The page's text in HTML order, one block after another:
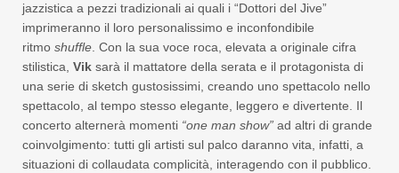
jazzistica a pezzi tradizionali ai quali i “Dottori del Jive”
imprimeranno il loro personalissimo e inconfondibile
ritmo shuffle . Con la sua voce roca, elevata a originale cifra
stilistica, Vik sarà il mattatore della serata e il protagonista di
una serie di sketch gustosissimi, creando uno spettacolo nello
spettacolo, al tempo stesso elegante, leggero e divertente. Il
concerto alternerà momenti “one man show” ad altri di grande
coinvolgimento: tutti gli artisti sul palco daranno vita, infatti, a
situazioni di collaudata complicità, interagendo con il pubblico.